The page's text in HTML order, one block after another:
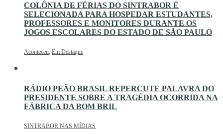
COLÔNIA DE FÉRIAS DO SINTRABOR É
SELECIONADA PARA HOSPEDAR ESTUDANTES,
PROFESSORES E MONITORES DURANTE OS
JOGOS ESCOLARES DO ESTADO DE SÃO PAULO
Aconteceu, Em Destaque
RÁDIO PEÃO BRASIL REPERCUTE PALAVRA DO
PRESIDENTE SOBRE A TRAGÉDIA OCORRIDA NA
FÁBRICA DA BOM BRIL
SINTRABOR NAS MÍDIAS